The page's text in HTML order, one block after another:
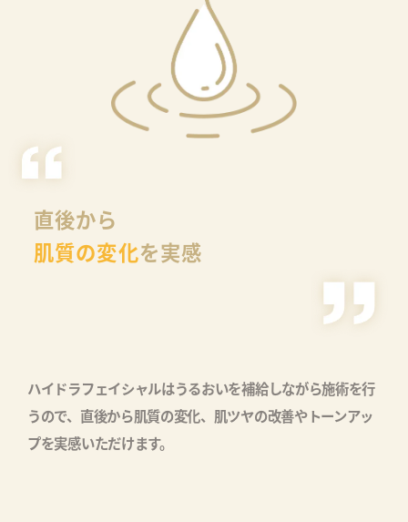
直後から
肌質の変化を実感
ハイドラフェイシャルはうるおいを補給しながら施術を行
うので、直後から肌質の変化、肌ツヤの改善やトーンアッ
プを実感いただけます。